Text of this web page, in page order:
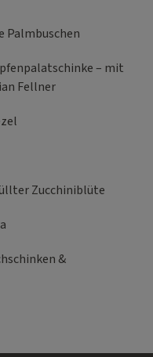
Palmbuschen
– mit
Fellner
Zucchiniblüte
&